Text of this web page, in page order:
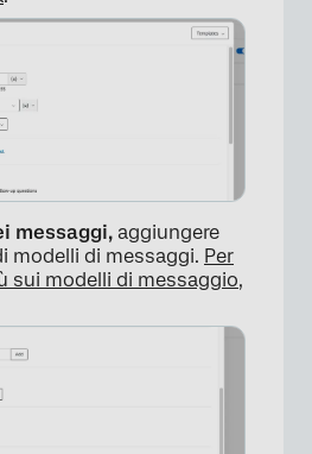
messaggi, aggiungere
modelli di messaggi. Per
sui modelli di messaggio,